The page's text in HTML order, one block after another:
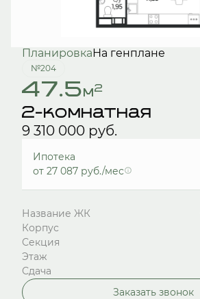
ПланировкаНа генплане
№204
47.5м2
2-комнатная
9 310 000 руб.
Ипотека
от 27 087 руб./мес
Название ЖК
Корпус
Секция
Этаж
Сдача
Заказать звонок